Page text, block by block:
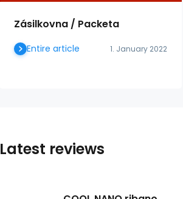
Zásilkovna / Packeta
1. January 2022
Entire article
Latest reviews